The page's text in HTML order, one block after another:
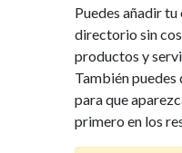
Puedes añadir tu
directorio sin
productos y
También
para que
primero en los